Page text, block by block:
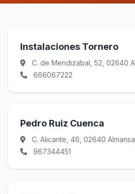
Instalaciones Tornero
C. de Mendizabal, 52, 02640
666067222
Pedro Ruiz Cuenca
C. Alicante, 46, 02640
967344451